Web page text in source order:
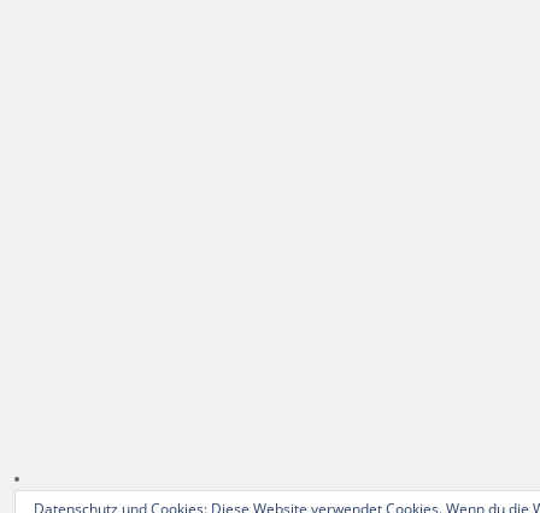
Datenschutz und Cookies: Diese Website verwendet Cookies. Wenn du